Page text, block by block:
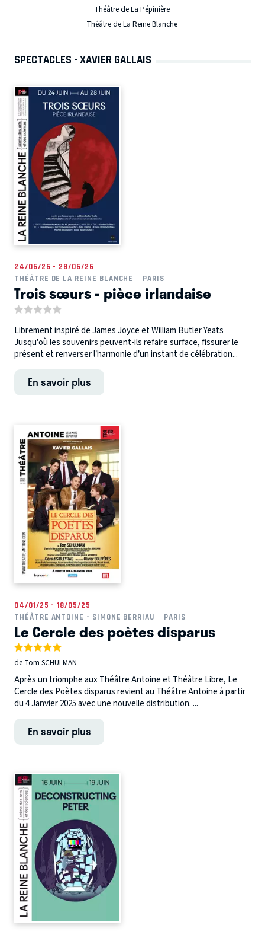
Théâtre de La Pépinière
Théâtre de La Reine Blanche
SPECTACLES - XAVIER GALLAIS
24/06/26 - 28/06/26
THÉÂTRE DE LA REINE BLANCHE
PARIS
Trois sœurs - pièce irlandaise
Librement inspiré de James Joyce et William Butler Yeats
Jusqu’où les souvenirs peuvent-ils refaire surface, fissurer le
présent et renverser l’harmonie d’un instant de célébration...
En savoir plus
04/01/25 - 18/05/25
THÉÂTRE ANTOINE - SIMONE BERRIAU
PARIS
Le Cercle des poètes disparus
de Tom SCHULMAN
Après un triomphe aux Théâtre Antoine et Théâtre Libre, Le
Cercle des Poètes disparus revient au Théâtre Antoine à partir
du 4 Janvier 2025 avec une nouvelle distribution. ...
En savoir plus